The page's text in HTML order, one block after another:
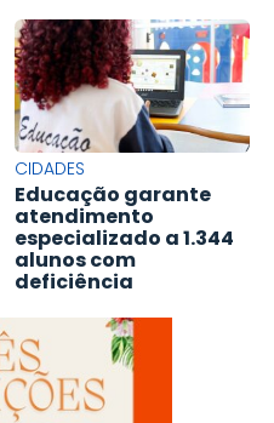
CIDADES
Educação garante
atendimento
especializado a 1.344
alunos com
deficiência